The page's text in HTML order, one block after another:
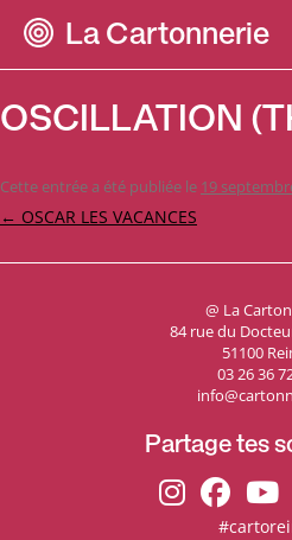
La Cartonnerie
OSCILLATION
Cette entrée a été publiée le 19
Navigation
← OSCAR LES VACANCES
@ La
84 rue du
51100
03 26 36
Partage tes